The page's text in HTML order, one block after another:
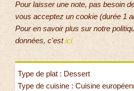
Pour laisser une note, pas besoin
vous acceptez un cookie (durée 1
Pour en savoir plus sur notre
données, c'estici
Type de plat : Dessert
Type de cuisine : Cuisine